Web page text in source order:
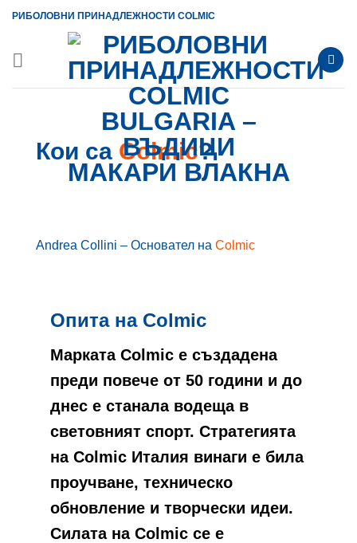
SkipРИБОЛОВНИ ПРИНАДЛЕЖНОСТИ COLMIC
Кои са Colmic?
Andrea Collini – Основател на Colmic
Опита на Colmic
Марката Colmic е създадена
преди повече от 50 години и до
днес е станала водеща в
световният спорт. Стратегията
на Colmic Италия винаги е била
проучване, техническо
обновление и творчески идеи.
Силата на Colmic се е